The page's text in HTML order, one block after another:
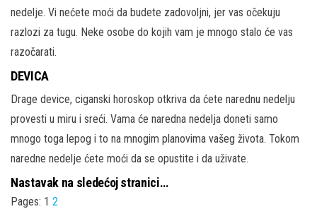
nedelje. Vi nećete moći da budete zadovoljni, jer vas očekuju
razlozi za tugu. Neke osobe do kojih vam je mnogo stalo će vas
razočarati.
DEVICA
Drage device, ciganski horoskop otkriva da ćete narednu nedelju
provesti u miru i sreći. Vama će naredna nedelja doneti samo
mnogo toga lepog i to na mnogim planovima vašeg života. Tokom
naredne nedelje ćete moći da se opustite i da uživate.
Nastavak na sledećoj stranici…
Pages: 1 2